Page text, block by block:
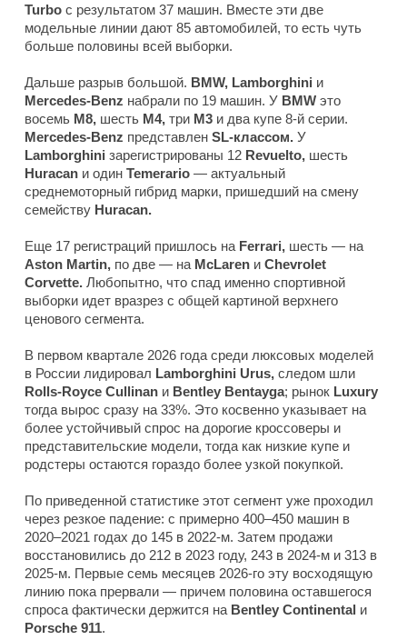
Turbo с результатом 37 машин. Вместе эти две
модельные линии дают 85 автомобилей, то есть чуть
больше половины всей выборки.
Дальше разрыв большой. BMW, Lamborghini и
Mercedes-Benz набрали по 19 машин. У BMW это
восемь M8, шесть M4, три M3 и два купе 8-й серии.
Mercedes-Benz представлен SL-классом. У
Lamborghini зарегистрированы 12 Revuelto, шесть
Huracan и один Temerario — актуальный
среднемоторный гибрид марки, пришедший на смену
семейству Huracan.
Еще 17 регистраций пришлось на Ferrari, шесть — на
Aston Martin, по две — на McLaren и Chevrolet
Corvette. Любопытно, что спад именно спортивной
выборки идет вразрез с общей картиной верхнего
ценового сегмента.
В первом квартале 2026 года среди люксовых моделей
в России лидировал Lamborghini Urus, следом шли
Rolls-Royce Cullinan и Bentley Bentayga; рынок Luxury
тогда вырос сразу на 33%. Это косвенно указывает на
более устойчивый спрос на дорогие кроссоверы и
представительские модели, тогда как низкие купе и
родстеры остаются гораздо более узкой покупкой.
По приведенной статистике этот сегмент уже проходил
через резкое падение: с примерно 400–450 машин в
2020–2021 годах до 145 в 2022-м. Затем продажи
восстановились до 212 в 2023 году, 243 в 2024-м и 313 в
2025-м. Первые семь месяцев 2026-го эту восходящую
линию пока прервали — причем половина оставшегося
спроса фактически держится на Bentley Continental и
Porsche 911.